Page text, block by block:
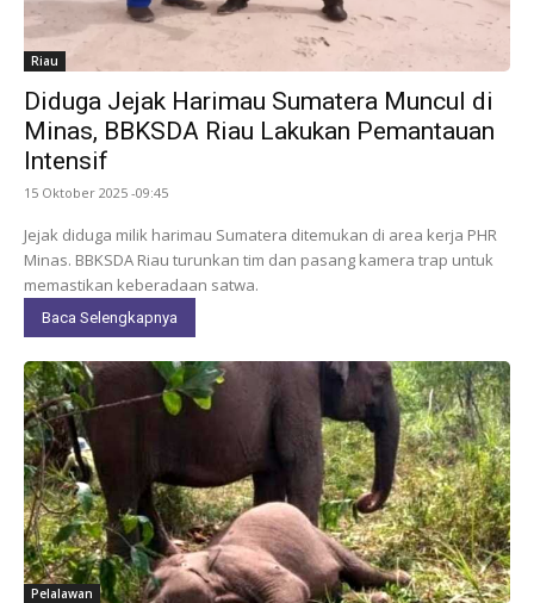
Riau
Diduga Jejak Harimau Sumatera Muncul di
Minas, BBKSDA Riau Lakukan Pemantauan
Intensif
15 Oktober 2025 -09:45
Jejak diduga milik harimau Sumatera ditemukan di area kerja PHR
Minas. BBKSDA Riau turunkan tim dan pasang kamera trap untuk
memastikan keberadaan satwa.
Baca Selengkapnya
Pelalawan